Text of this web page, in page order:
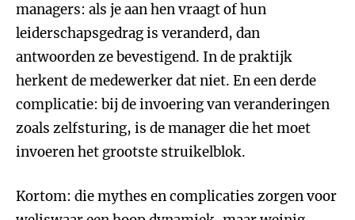
managers: als je aan hen vraagt of hun
leiderschapsgedrag is veranderd, dan
antwoorden ze bevestigend. In de praktijk
herkent de medewerker dat niet. En een derde
complicatie: bij de invoering van veranderingen
zoals zelfsturing, is de manager die het moet
invoeren het grootste struikelblok.
Kortom: die mythes en complicaties zorgen voor